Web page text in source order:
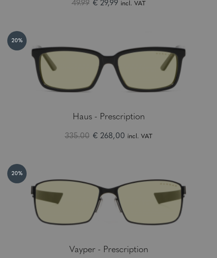
49.99 € 29,99 incl. VAT
20%
Haus - Prescription
335.00 € 268,00 incl. VAT
20%
Vayper - Prescription